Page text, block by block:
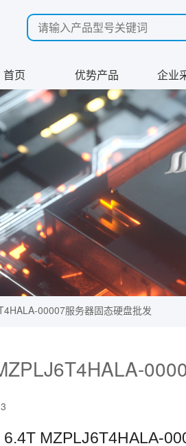
首页 优势产品 企业
00007服务器固态硬盘批发
6.4T MZPLJ6T4HALA-